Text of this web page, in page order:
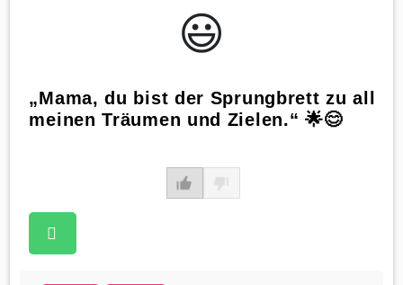
😃️
„Mama, du bist der Sprungbrett zu all
meinen Träumen und Zielen.“ 🌟😊